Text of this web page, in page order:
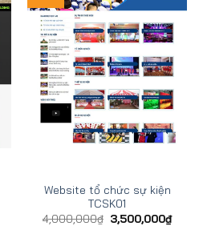
Website tổ chức sự kiện
TCSK01
4,000,000₫ 3,500,000₫